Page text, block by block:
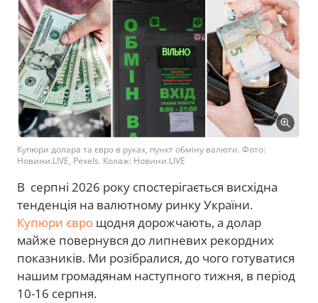
Купюри долара та євро в руках, пункт обміну валюти. Фото:
Новини.LIVE, Pexels. Колаж: Новини.LIVE
В серпні 2026 року спостерігається висхідна
тенденція на валютному ринку України.
Купюри євро щодня дорожчають, а долар
майже повернувся до липневих рекордних
показників. Ми розібралися, до чого готуватися
нашим громадянам наступного тижня, в період
10-16 серпня.